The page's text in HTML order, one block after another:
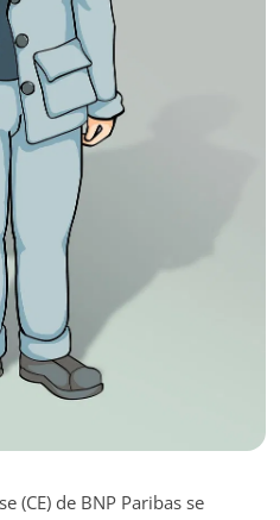
(CE) de BNP Paribas se